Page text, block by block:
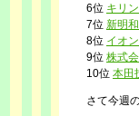
6位 キリ
7位 新明
8位 イオ
9位 株式
10位 本田
さて今週